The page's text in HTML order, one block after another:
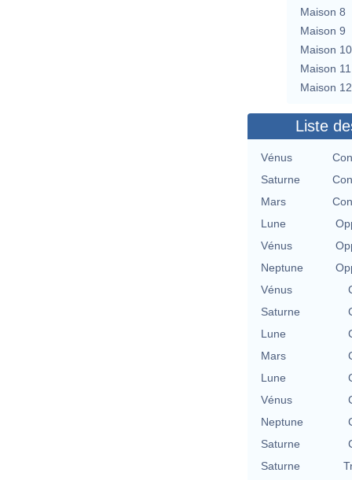
Maison 8
Maison 9
Maison 10
Maison 11
Maison 12
Liste
Vénus
Saturne
Mars
Lune
Vénus
Neptune
Vénus
Saturne
Lune
Mars
Lune
Vénus
Neptune
Saturne
Saturne